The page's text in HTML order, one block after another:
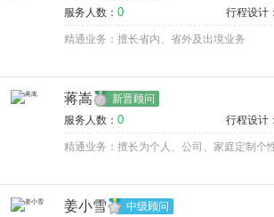
服务人数： 0 行程设计：
精通业务：擅长省内、省外及出境业务
蒋嵩 新晋顾问
服务人数： 0 行程设计：
精通业务：擅长为个人、公司、家庭定制个
姜小雪 中级顾问